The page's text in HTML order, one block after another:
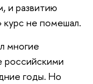
и развитию
не помешал.
многие
российскими
годы. Но